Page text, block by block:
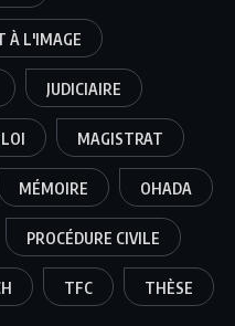
À L'IMAGE
JUDICIAIRE
LOI MAGISTRAT
MÉMOIRE OHADA
PROCÉDURE CIVILE
TFC THÈSE